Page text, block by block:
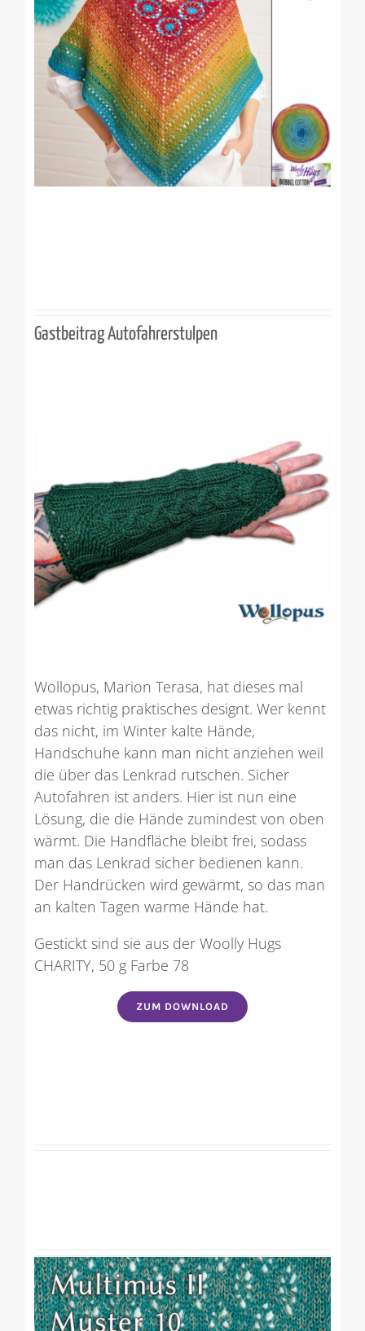
Gastbeitrag Autofahrerstulpen
Wollopus, Marion Terasa, hat dieses mal
etwas richtig praktisches designt. Wer kennt
das nicht, im Winter kalte Hände,
Handschuhe kann man nicht anziehen weil
die über das Lenkrad rutschen. Sicher
Autofahren ist anders. Hier ist nun eine
Lösung, die die Hände zumindest von oben
wärmt. Die Handfläche bleibt frei, sodass
man das Lenkrad sicher bedienen kann.
Der Handrücken wird gewärmt, so das man
an kalten Tagen warme Hände hat.
Gestickt sind sie aus der Woolly Hugs
CHARITY, 50 g Farbe 78
ZUM DOWNLOAD